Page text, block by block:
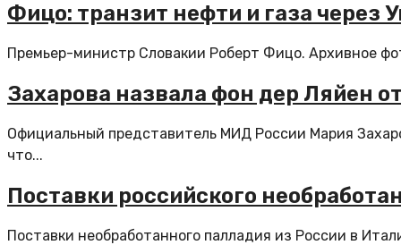
Фицо: транзит нефти и газа через
Премьер-министр Словакии Роберт Фицо. Архивное
Захарова назвала фон дер Ляйен
Официальный представитель МИД России Мария
что...
Поставки российского
Поставки необработанного палладия из России в